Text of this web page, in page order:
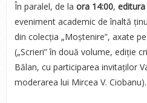
În paralel, de la ora 14:00,
eveniment academic de înaltă
din colecția „Moștenire”, axate
(„Scrieri” în două volume, ediție
Bălan, cu participarea invitaților
moderarea lui Mircea V. Ciobanu).